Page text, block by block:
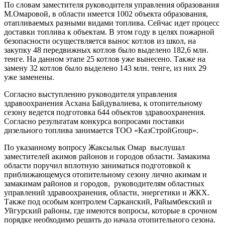
По словам заместителя руководителя управления образования
М.Омаровой, в области имеется 1002 объекта образования,
отапливаемых разными видами топлива. Сейчас идет процесс
доставки топлива к объектам. В этом году в целях пожарной
безопасности осуществляется вынос котлов из школ, на
закупку 48 передвижных котлов было выделено 182,6 млн.
тенге. На данном этапе 25 котлов уже вынесено. Также на
замену 32 котлов было выделено 143 млн. тенге, из них 29
уже заменены.
Согласно выступлению руководителя управления
здравоохранения Асхана Байдувалиева, к отопительному
сезону ведется подготовка 644 объектов здравоохранения.
Согласно результатам конкурса вопросами поставки
дизельного топлива занимается ТОО «КазСтройGroup».
По указанному вопросу Жаксылык Омар выслушал
заместителей акимов районов и городов области. Замакима
области поручил вплотную заниматься подготовкой к
приближающемуся отопительному сезону лично акимам и
замакимам районов и городов, руководителям областных
управлений здравоохранения, области, энергетики и ЖКХ.
Также под особым контролем Сарканский, Райымбекский и
Уйгурский районы, где имеются вопросы, которые в срочном
порядке необходимо решить до начала отопительного сезона.